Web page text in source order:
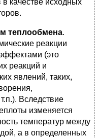
качестве исходных
теплообмена.
реакции
(это
реакций и
явлений, таких,
Вследствие
изменяется
температур между
а в определенных